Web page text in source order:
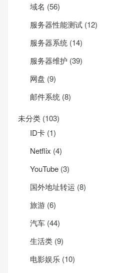
域名 (56)
服务器性能测试 (12)
服务器系统 (14)
服务器维护 (39)
网盘 (9)
邮件系统 (8)
未分类 (103)
ID卡 (1)
Net­flix (4)
YouTube (3)
国外地址转运 (8)
旅游 (6)
汽车 (44)
生活类 (9)
电影娱乐 (10)